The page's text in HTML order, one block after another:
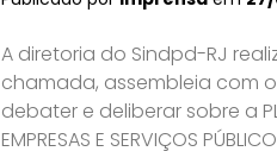
A diretoria do Sindpd-RJ
chamada, assembleia com
debater e deliberar sobre a
EMPRESAS E SERVIÇOS